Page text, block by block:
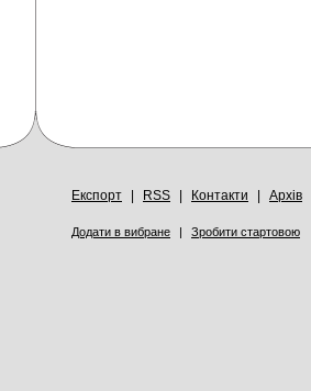
Експорт RSS Контакти Архів
Додати в вибране | Зробити стартовою